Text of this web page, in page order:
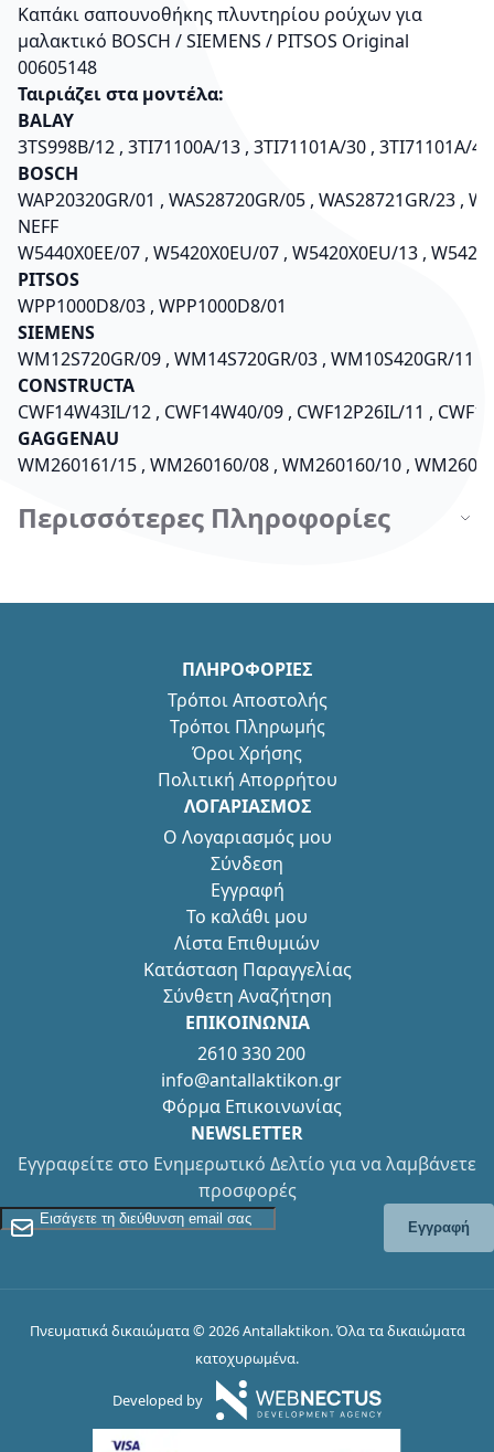
Καπάκι σαπουνοθήκης πλυντηρίου ρούχων για
μαλακτικό BOSCH / SIEMENS / PITSOS Original
00605148
Ταιριάζει στα μοντέλα:
BALAY
3TS998B/12 , 3TI71100A/13 , 3TI71101A/30 , 3TI71101A/
BOSCH
WAP20320GR/01
NEFF
W5440X0EE/07 , W5420X0EU/07 , W5420X0EU/13 ,
PITSOS
WPP1000D8/03 , WPP1000D8/01
SIEMENS
WM12S720GR/
CONSTRUCTA
CWF14W43IL/12 , CWF14W40/09 , CWF12P26IL/11 ,
GAGGENAU
WM260161/15 , WM260160/08 , WM260160/10 ,
Περισσότερες Πληροφορίες
ΠΛΗΡΟΦΟΡΙΕΣ
Τρόποι Αποστολής
Τρόποι Πληρωμής
Όροι Χρήσης
Πολιτική Απορρήτου
ΛΟΓΑΡΙΑΣΜΟΣ
Ο Λογαριασμός μου
Σύνδεση
Εγγραφή
Το καλάθι μου
Λίστα Επιθυμιών
Κατάσταση Παραγγελίας
Σύνθετη Αναζήτηση
ΕΠΙΚΟΙΝΩΝΙΑ
2610 330 200
info@antallaktikon.gr
Φόρμα Επικοινωνίας
NEWSLETTER
Εγγραφείτε στο Ενημερωτικό Δελτίο για να λαμβάνετε
προσφορές
Εγγραφείτε στο Newsletter
Εγγραφή
Πνευματικά δικαιώματα © 2026 Antallaktikon. Όλα τα δικαιώματα
κατοχυρωμένα.
Developed by